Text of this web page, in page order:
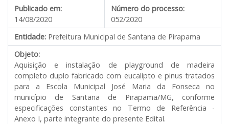
Publicado em:
14/08/2020
Número do processo:
052/2020
Entidade: Prefeitura Municipal de Santana de Pirapama
Objeto:
Aquisição e instalação de playground de madeira
completo duplo fabricado com eucalipto e pinus tratados
para a Escola Municipal José Maria da Fonseca no
município de Santana de Pirapama/MG, conforme
especificações constantes no Termo de Referência -
Anexo I, parte integrante do presente Edital.